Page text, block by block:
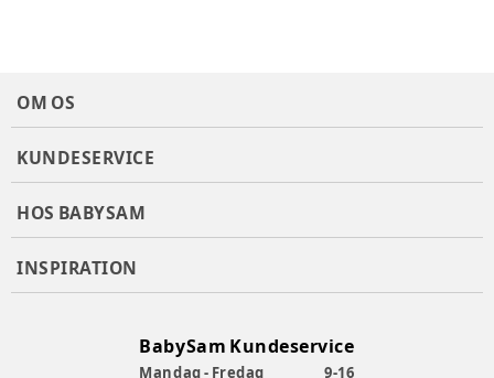
OM OS
KUNDESERVICE
HOS BABYSAM
INSPIRATION
BabySam Kundeservice
Mandag - Fredag 9-16